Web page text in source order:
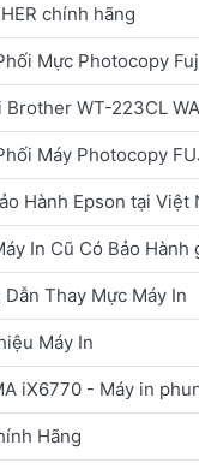
chính hãng
Mực Photocopy
WT-223CL
Máy Photocopy
Hành Epson tại Việt
In Cũ Có Bảo Hành
Thay Mực Máy In
Máy In
iX6770 - Máy in
Hãng